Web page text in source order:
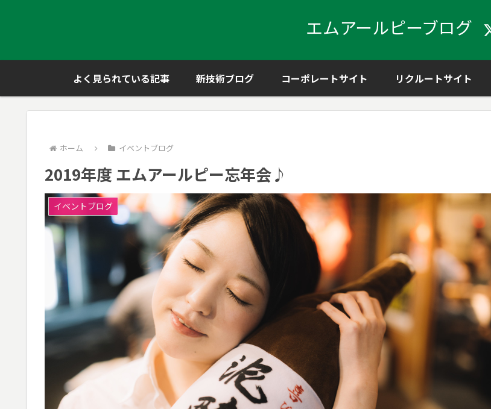
エムアールピーブログ
よく見られている記事 新技術ブログ コーポレートサイト リクルートサイト
ホーム イベントブログ
2019年度 エムアールピー忘年会♪
イベントブログ